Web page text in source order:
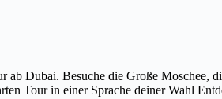
Dubai. Besuche die Große Moschee,
Tour in einer Sprache deiner Wahl